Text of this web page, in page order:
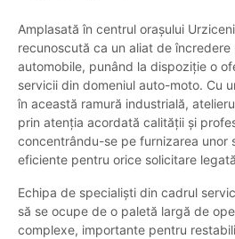
Amplasată în centrul orașului
recunoscută ca un aliat de
automobile, punând la dispoziție o
servicii din domeniul auto-moto. Cu
în această ramură industrială,
prin atenția acordată calității și
concentrându-se pe furnizarea unor
eficiente pentru orice solicitare
Echipa de specialiști din cadrul
să se ocupe de o paletă largă de
complexe, importante pentru